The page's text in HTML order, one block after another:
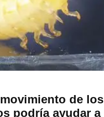
de los
podría ayudar a